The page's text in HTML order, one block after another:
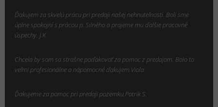
Ďakujem za skvelú prácu pri predaji našej nehnuteľnosti. Boli sme
úplne spokojní s prácou p. Silného a prajeme mu ďalšie pracovné
úspechy. J.K
Chcela by som sa strašne poďakovať za pomoc z predajom. Bolo to
veľmi profesionálne a nápomocné ďakujem.Viola
Ďakujeme za pomoc pri predaji pozemku.Patrik S.